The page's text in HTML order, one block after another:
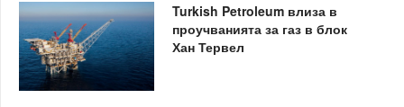
Turkish Petroleum влиза в
проучванията за газ в блок
Хан Тервел